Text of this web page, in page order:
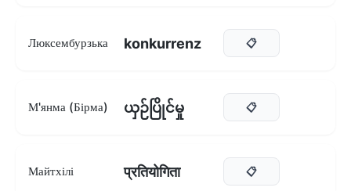
Люксембурзька konkurrenz 📋
М'янма (Бірма) ယှဉ်ပြိုင်မှု 📋
Майтхілі प्रतियोगिता 📋